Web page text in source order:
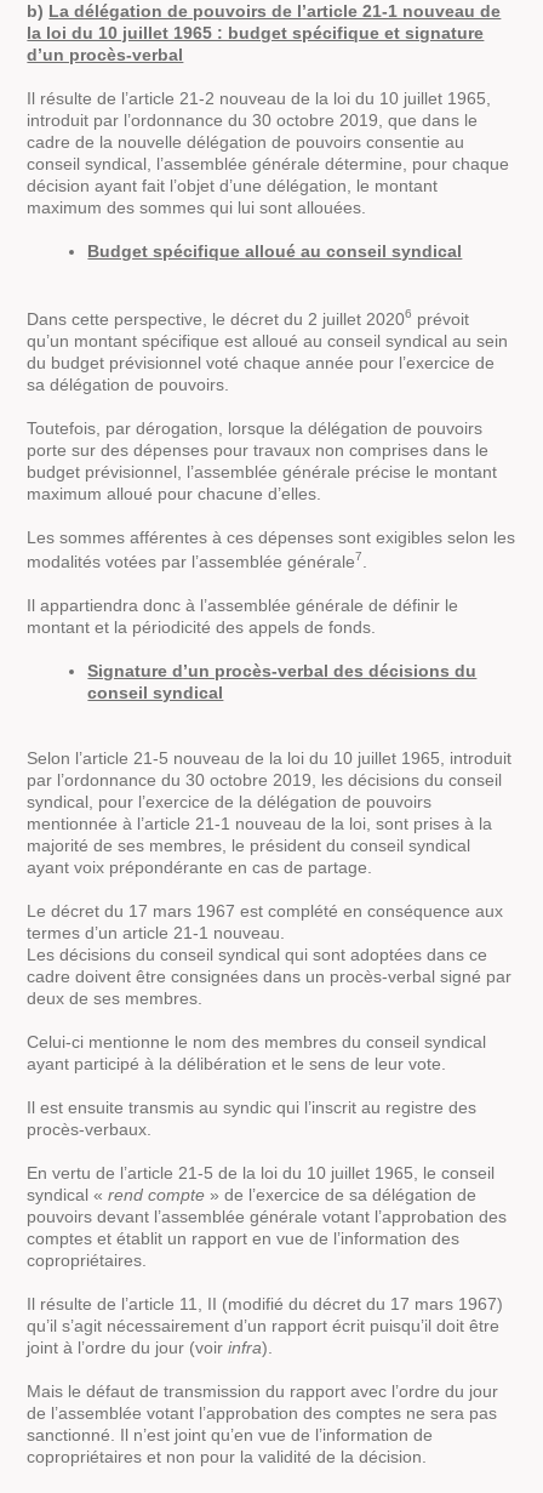
b) La délégation de pouvoirs de l’article 21-1 nouveau de
la loi du 10 juillet 1965 : budget spécifique et signature
d’un procès-verbal
Il résulte de l’article 21-2 nouveau de la loi du 10 juillet 1965,
introduit par l’ordonnance du 30 octobre 2019, que dans le
cadre de la nouvelle délégation de pouvoirs consentie au
conseil syndical, l’assemblée générale détermine, pour chaque
décision ayant fait l’objet d’une délégation, le montant
maximum des sommes qui lui sont allouées.
Budget spécifique alloué au conseil syndical
Dans cette perspective, le décret du 2 juillet 20206 prévoit
qu’un montant spécifique est alloué au conseil syndical au sein
du budget prévisionnel voté chaque année pour l’exercice de
sa délégation de pouvoirs.
Toutefois, par dérogation, lorsque la délégation de pouvoirs
porte sur des dépenses pour travaux non comprises dans le
budget prévisionnel, l’assemblée générale précise le montant
maximum alloué pour chacune d’elles.
Les sommes afférentes à ces dépenses sont exigibles selon les
modalités votées par l’assemblée générale7
Il appartiendra donc à l’assemblée générale de définir le
montant et la périodicité des appels de fonds.
Signature d’un procès-verbal des décisions du
conseil syndical
Selon l’article 21-5 nouveau de la loi du 10 juillet 1965, introduit
par l’ordonnance du 30 octobre 2019, les décisions du conseil
syndical, pour l’exercice de la délégation de pouvoirs
mentionnée à l’article 21-1 nouveau de la loi, sont prises à la
majorité de ses membres, le président du conseil syndical
ayant voix prépondérante en cas de partage.
Le décret du 17 mars 1967 est complété en conséquence aux
termes d’un article 21-1 nouveau.
Les décisions du conseil syndical qui sont adoptées dans ce
cadre doivent être consignées dans un procès-verbal signé par
deux de ses membres.
Celui-ci mentionne le nom des membres du conseil syndical
ayant participé à la délibération et le sens de leur vote.
Il est ensuite transmis au syndic qui l’inscrit au registre des
procès-verbaux.
En vertu de l’article 21-5 de la loi du 10 juillet 1965, le conseil
syndical «rend compte » de l’exercice de sa délégation de
pouvoirs devant l’assemblée générale votant l’approbation des
comptes et établit un rapport en vue de l’information des
copropriétaires.
Il résulte de l’article 11, II (modifié du décret du 17 mars 1967)
qu’il s’agit nécessairement d’un rapport écrit puisqu’il doit être
joint à l’ordre du jour (voirinfra).
Mais le défaut de transmission du rapport avec l’ordre du jour
de l’assemblée votant l’approbation des comptes ne sera pas
sanctionné. Il n’est joint qu’en vue de l’information de
copropriétaires et non pour la validité de la décision.